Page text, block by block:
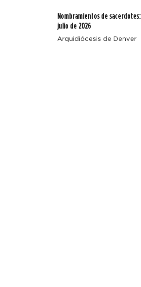
Nombramientos de sacerdotes:
julio de 2026
Arquidiócesis de Denver